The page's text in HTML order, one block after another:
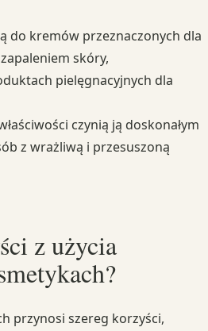
do kremów przeznaczonych dla
skóry,
pielęgnacyjnych dla
czynią ją doskonałym
z wrażliwą i przesuszoną
z użycia
przynosi szereg korzyści,